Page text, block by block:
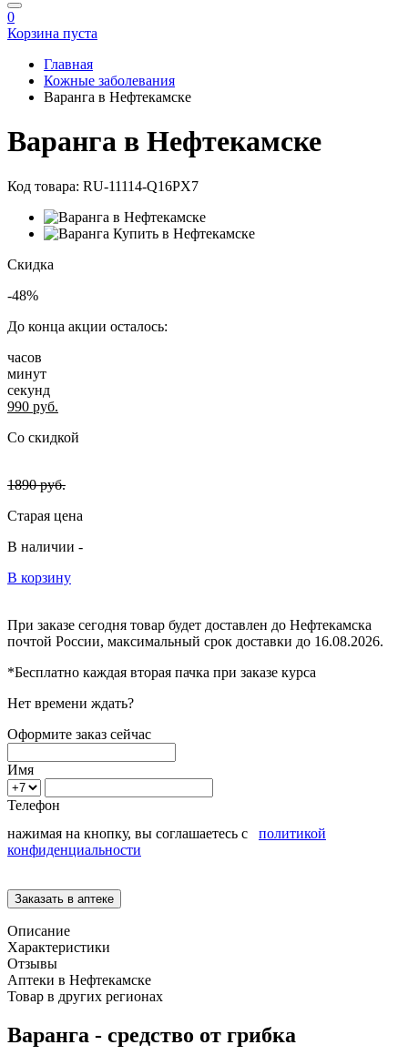
0
Корзина пуста
Главная
Кожные заболевания
Варанга в Нефтекамске
Варанга в Нефтекамске
Код товара: RU-11114-Q16PX7
Скидка
-48%
До конца акции осталось:
часов
минут
секунд
990 руб.
Со скидкой
1890руб.
Старая цена
В наличии -
В корзину
При заказе сегодня товар будет доставлен до Нефтекамска
почтой России, максимальный срок доставки до 16.08.2026.
*Бесплатно каждая вторая пачка при заказе курса
Нет времени ждать?
Оформите заказ сейчас
Имя
Телефон
нажимая на кнопку, вы соглашаетесь с политикой
конфиденциальности
Описание
Характеристики
Отзывы
Аптеки в Нефтекамске
Товар в других регионах
Варанга - средство от грибка